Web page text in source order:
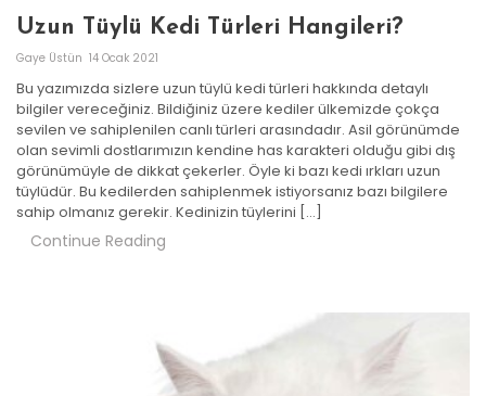
Uzun Tüylü Kedi Türleri Hangileri?
Gaye Üstün 14 Ocak 2021
Bu yazımızda sizlere uzun tüylü kedi türleri hakkında detaylı
bilgiler vereceğiniz. Bildiğiniz üzere kediler ülkemizde çokça
sevilen ve sahiplenilen canlı türleri arasındadır. Asil görünümde
olan sevimli dostlarımızın kendine has karakteri olduğu gibi dış
görünümüyle de dikkat çekerler. Öyle ki bazı kedi ırkları uzun
tüylüdür. Bu kedilerden sahiplenmek istiyorsanız bazı bilgilere
sahip olmanız gerekir. Kedinizin tüylerini […]
Continue Reading